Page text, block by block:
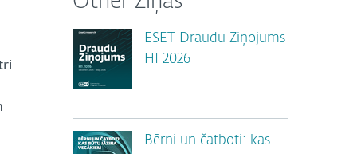
ESET Draudu Ziņojums
H1 2026
Bērni un čatboti: kas